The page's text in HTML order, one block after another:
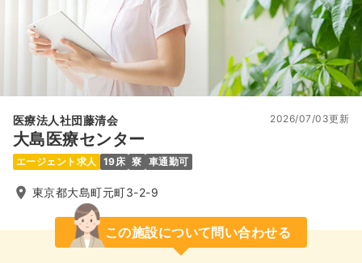
医療法人社団藤清会
大島医療センター
2026/07/03更新
エージェント求人 19床 寮 車通勤可
東京都大島町元町3-2-9
この施設について問い合わせる